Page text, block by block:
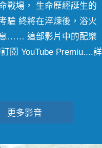
戰場， 生命歷經誕生的
驗 終將在淬煉後，浴火
…… 這部影片中的配樂
閱 YouTube Premiu....詳
更多影音